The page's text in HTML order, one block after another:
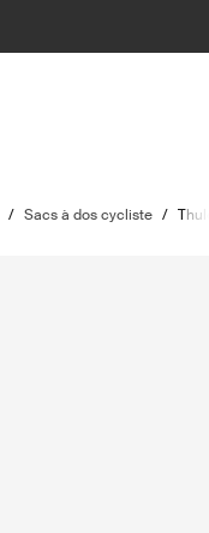
/ Sacs à dos cycliste /